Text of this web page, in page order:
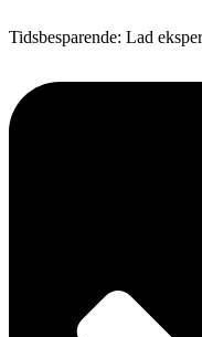
Tidsbesparende: Lad